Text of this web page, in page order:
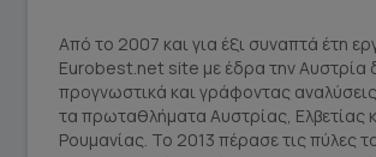
Από το 2007 και για έξι συναπτά έτη
Eurobest.net site με έδρα την Αυστρία
προγνωστικά και γράφοντας
τα πρωταθλήματα Αυστρίας, Ελβετίας
Ρουμανίας. Το 2013 πέρασε τις πύλες